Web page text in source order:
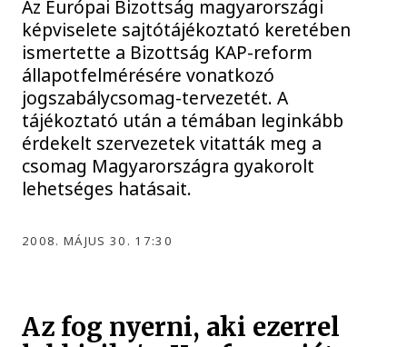
Az Európai Bizottság magyarországi
képviselete sajtótájékoztató keretében
ismertette a Bizottság KAP-reform
állapotfelmérésére vonatkozó
jogszabálycsomag-tervezetét. A
tájékoztató után a témában leginkább
érdekelt szervezetek vitatták meg a
csomag Magyarországra gyakorolt
lehetséges hatásait.
2008. MÁJUS 30. 17:30
Az fog nyerni, aki ezerrel